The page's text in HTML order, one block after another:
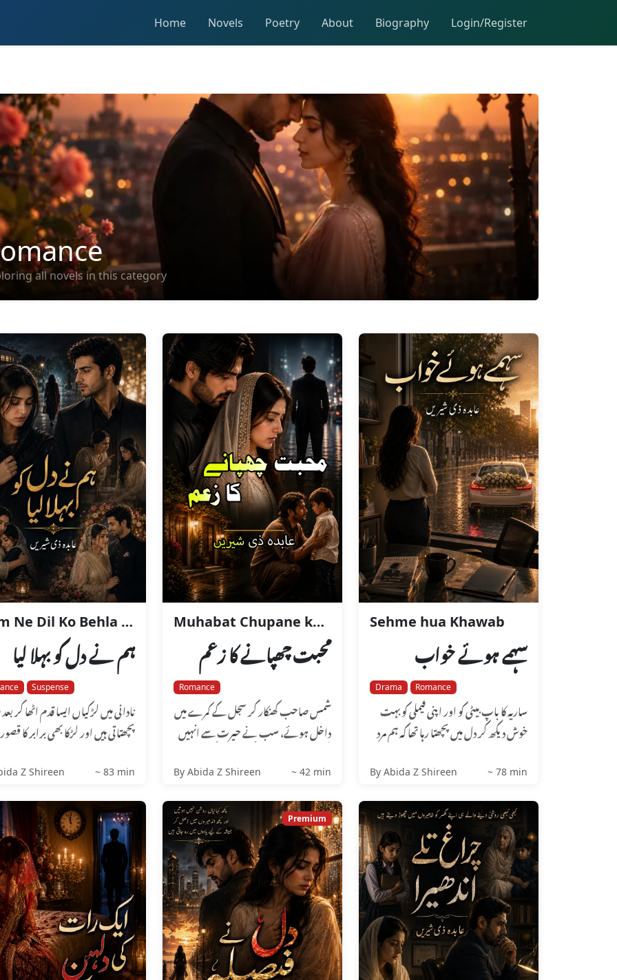
Home Novels Poetry About Biography Login/Register
all novels in this category
Hum Ne Dil Ko Behla Liya
ہم نے دل کو بہلا لیا
Suspense
نادانی میں لڑکیاں ایسا قدم اٹھا کر
پچھتاتی ہیں اور لڑکا بھی برابر کا
Z Shireen ~ 83 min
‏Muhabat Chupane ka Zem
محبت چھپانے کا زعم
Romance
شمس صاحب کھنکار کر سجل کے کمرے میں
داخل ہوئے، سب نے حیرت سے انہیں
By Abida Z Shireen ~ 42 min
Sehme hua Khawab
سہمے ہوئے خواب
Drama Romance
ساریہ کا باپ بیٹی کو اور اپنی فیملی کو بہت
خوش دیکھ کر دل میں پچھتا رہا تھا کہ ہم مرد
By Abida Z Shireen ~ 78 min
Premium